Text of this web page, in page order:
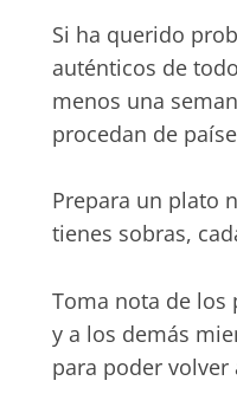
Si ha querido
auténticos de
menos una
procedan de
Prepara un plato
tienes sobras,
Toma nota de los
y a los demás
para poder volver